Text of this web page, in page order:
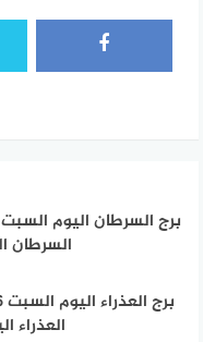
السرطان
العذراء